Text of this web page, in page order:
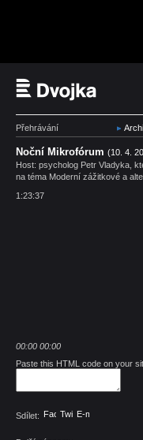
Přehrávání
Noční Mikrofórum (10. 4.
Host: psycholog Petr Vladyka,
na téma Moderní zážitkové a
1:23:37
00:00 00:00
Paste this HTML code on your
Sdílet: Facebook
TwitterE-mail